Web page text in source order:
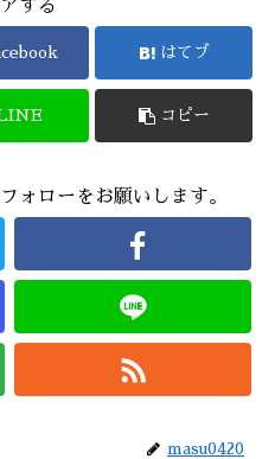
する
はてブ
コピー
ォローをお願いします。
masu0420